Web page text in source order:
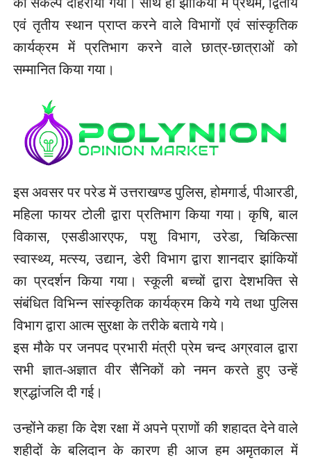
एवं तृतीय स्थान प्राप्त करने वाले विभागों एवं सांस्कृतिक
कार्यक्रम में प्रतिभाग करने वाले छात्र-छात्राओं को
सम्मानित किया गया।
इस अवसर पर परेड में उत्तराखण्ड पुलिस, होमगार्ड, पीआरडी,
महिला फायर टोली द्वारा प्रतिभाग किया गया। कृषि, बाल
विकास, एसडीआरएफ, पशु विभाग, उरेडा, चिकित्सा
स्वास्थ्य, मत्स्य, उद्यान, डेरी विभाग द्वारा शानदार झांकियों
का प्रदर्शन किया गया। स्कूली बच्चों द्वारा देशभक्ति से
संबंधित विभिन्न सांस्कृतिक कार्यक्रम किये गये तथा पुलिस
विभाग द्वारा आत्म सुरक्षा के तरीके बताये गये।
इस मौके पर जनपद प्रभारी मंत्री प्रेम चन्द अग्रवाल द्वारा
सभी ज्ञात-अज्ञात वीर सैनिकों को नमन करते हुए उन्हें
श्रद्धांजलि दी गई।
उन्होंने कहा कि देश रक्षा में अपने प्राणों की शहादत देने वाले
शहीदों के बलिदान के कारण ही आज हम अमृतकाल में